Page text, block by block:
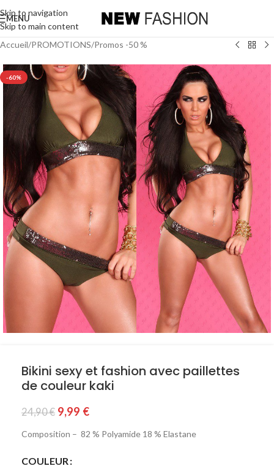
Skip to navigation
Skip to main content
MENU
Accueil/PROMOTIONS/Promos -50 %
-60%
Bikini sexy et fashion avec paillettes
de couleur kaki
24,90€ 9,99 €
Composition – 82 % Polyamide 18 % Elastane
COULEUR